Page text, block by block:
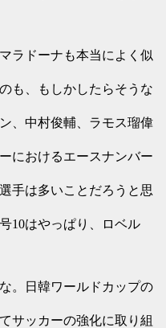
ラドーナも本当によく似
も、もしかしたらそうな
、中村俊輔、ラモス瑠偉
におけるエースナンバー
手は多いことだろうと思
10はやっぱり、ロベル
。日韓ワールドカップの
サッカーの強化に取り組